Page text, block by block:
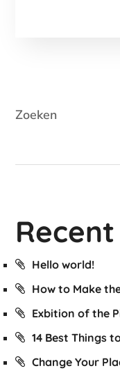
Zoeken
Hello world!
How to Make
Exbition of the
14 Best Things
Change Your